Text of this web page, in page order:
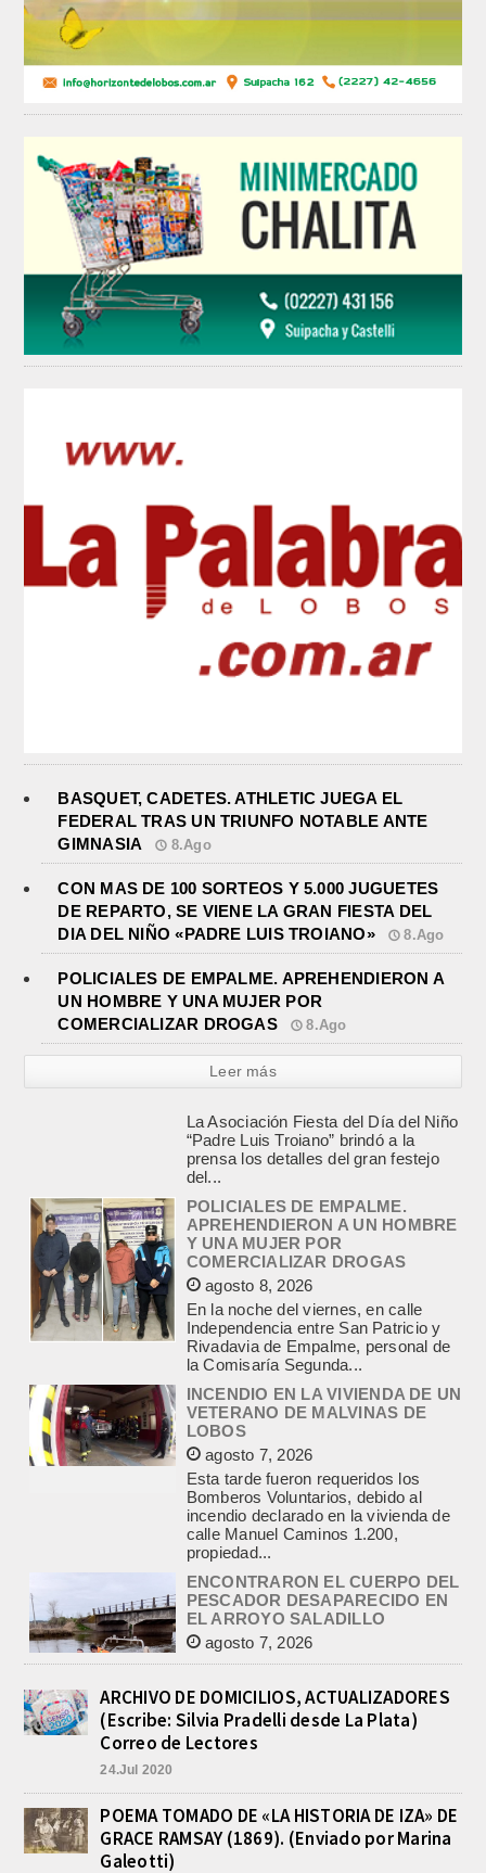
BASQUET, CADETES. ATHLETIC JUEGA EL
FEDERAL TRAS UN TRIUNFO NOTABLE ANTE
GIMNASIA
8.Ago
CON MAS DE 100 SORTEOS Y 5.000 JUGUETES
DE REPARTO, SE VIENE LA GRAN FIESTA DEL
DIA DEL NIÑO «PADRE LUIS TROIANO»
8.Ago
POLICIALES DE EMPALME. APREHENDIERON A
UN HOMBRE Y UNA MUJER POR
COMERCIALIZAR DROGAS
8.Ago
Leer más
POLICIALES DE EMPALME.
APREHENDIERON A UN HOMBRE
Y UNA MUJER POR
COMERCIALIZAR DROGAS
agosto 8, 2026
En la noche del viernes, en calle
Independencia entre San Patricio y
Rivadavia de Empalme, personal de
la Comisaría Segunda...
INCENDIO EN LA VIVIENDA DE UN
VETERANO DE MALVINAS DE
LOBOS
agosto 7, 2026
Esta tarde fueron requeridos los
Bomberos Voluntarios, debido al
incendio declarado en la vivienda de
calle Manuel Caminos 1.200,
propiedad...
ENCONTRARON EL CUERPO DEL
PESCADOR DESAPARECIDO EN
EL ARROYO SALADILLO
agosto 7, 2026
Un helicóptero que participaba de la
búsqueda, encontró hoy el cuerpo sin
vida de la persona que se buscaba
en...
BASQUET, CADETES. ATHLETIC
JUEGA EL FEDERAL TRAS UN
TRIUNFO NOTABLE ANTE
GIMNASIA
agosto 8, 2026
Athletic, se metió entre los mejores 4
de la FEBAMBA y disputa el...
CON MAS DE 100 SORTEOS Y
ARCHIVO DE DOMICILIOS, ACTUALIZADORES
(Escribe: Silvia Pradelli desde La Plata)
Correo de Lectores
24.Jul 2020
POEMA TOMADO DE «LA HISTORIA DE IZA» DE
GRACE RAMSAY (1869). (Enviado por Marina
Galeotti)